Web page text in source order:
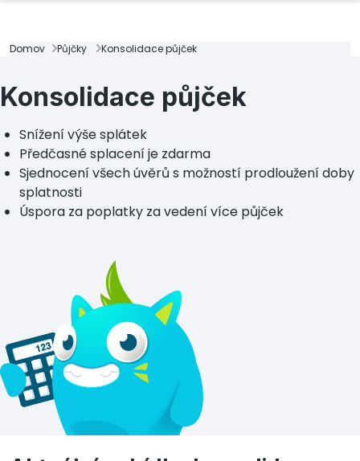
Domov Půjčky Konsolidace půjček
Konsolidace půjček
Snížení výše splátek
Předčasné splacení je zdarma
Sjednocení všech úvěrů s možností prodloužení doby
splatnosti
Úspora za poplatky za vedení více půjček